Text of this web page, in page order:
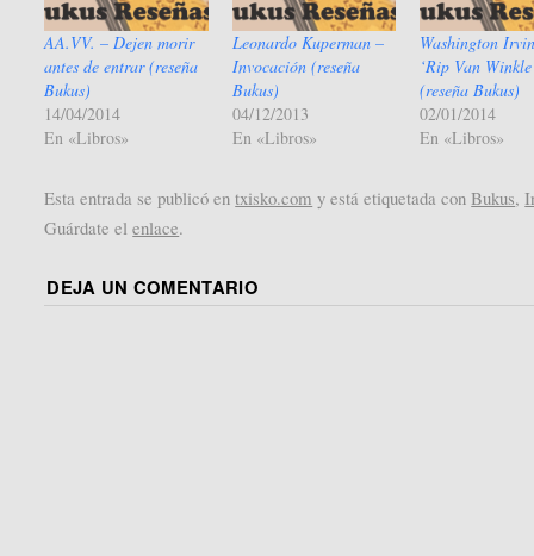
AA.VV. – Dejen morir
antes de entrar (reseña
Bukus)
14/04/2014
En «Libros»
Leonardo Kuperman –
Invocación (reseña
Bukus)
04/12/2013
En «Libros»
Washington
‘Rip Van
(reseña Bukus)
02/01/2014
En «Libros»
Esta entrada se publicó entxisko.com y está etiquetada con Bukus,
Guárdate elenlace.
DEJA UN COMENTARIO